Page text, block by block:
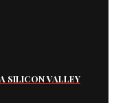
SILICON VALLEY